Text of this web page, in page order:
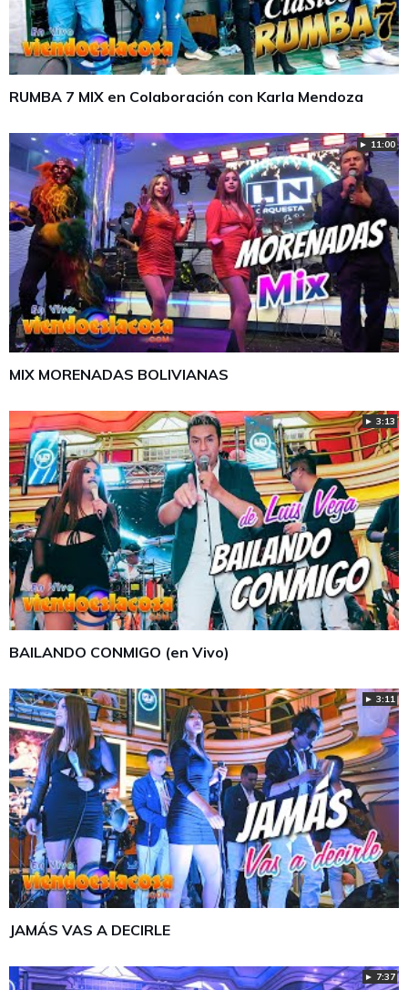
RUMBA 7 MIX en Colaboración con Karla Mendoza
► 11:00
MIX MORENADAS BOLIVIANAS
► 3:13
BAILANDO CONMIGO (en Vivo)
► 3:11
JAMÁS VAS A DECIRLE
► 7:37